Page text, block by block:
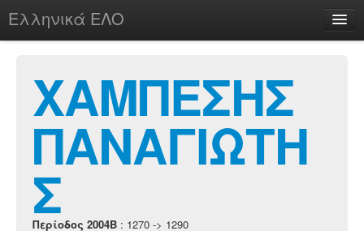
Ελληνικά ΕΛΟ
chesstu.be @ discord
Login
ΧΑΜΠΕΣΗΣ
ΠΑΝΑΓΙΩΤΗ
Σ
Περίοδος 2004B : 1270 -> 1290